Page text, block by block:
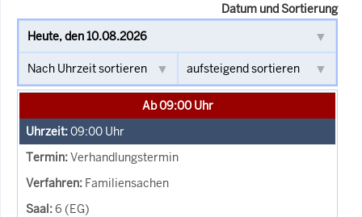
Datum und Sortierung
Ab 09:00 Uhr
09:00 Uhr
Verhandlungstermin
Familiensachen
6 (EG)